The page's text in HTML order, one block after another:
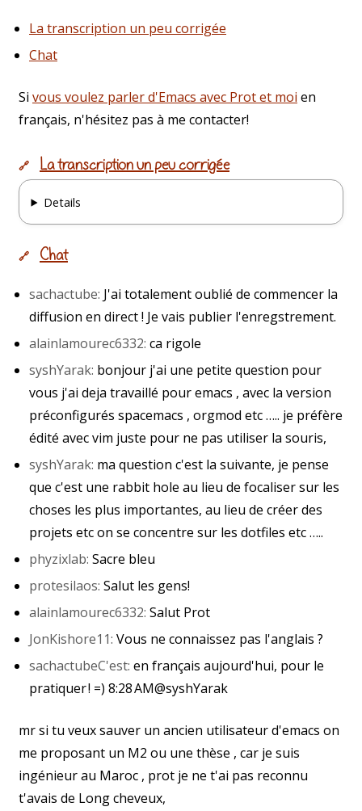
La transcription un peu corrigée
Chat
Si vous voulez parler d'Emacs avec Prot et moi en
français, n'hésitez pas à me contacter!
🔗 La transcription un peu corrigée
Details
🔗 Chat
sachactube: ​​ J'ai totalement oublié de commencer la
diffusion en direct ! Je vais publier l'enregstrement.
alainlamourec6332: ​ ​ca rigole
syshYarak: ​ ​bonjour j'ai une petite question pour
vous j'ai deja travaillé pour emacs , avec la version
préconfigurés spacemacs , orgmod etc ….. je préfère
édité avec vim juste pour ne pas utiliser la souris,
syshYarak: ​ ​ma question c'est la suivante, je pense
que c'est une rabbit hole au lieu de focaliser sur les
choses les plus importantes, au lieu de créer des
projets etc on se concentre sur les dotfiles etc …..
phyzixlab: ​ ​Sacre bleu
protesilaos: ​ ​Salut les gens!
alainlamourec6332: ​ ​Salut Prot
JonKishore11: ​​ Vous ne connaissez pas l'anglais ?
sachactube​​C'est: en français aujourd'hui, pour le
pratiquer ! =) 8:28 AM@syshYarak​
​mr si tu veux sauver un ancien utilisateur d'emacs on
me proposant un M2 ou une thèse , car je suis
ingénieur au Maroc , prot je ne t'ai pas reconnu
t'avais de Long cheveux,